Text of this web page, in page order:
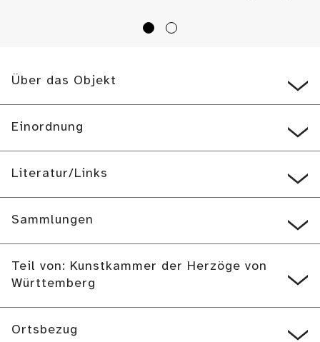
Über das Objekt
Einordnung
Literatur/Links
Sammlungen
Teil von: Kunstkammer der Herzöge von
Württemberg
Ortsbezug